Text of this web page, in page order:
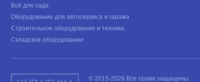
Всё для сада
Оборудование для автосервиса и гаража
Строительное оборудование и техника
Складское оборудование
© 2015-2026 Все права защищены.